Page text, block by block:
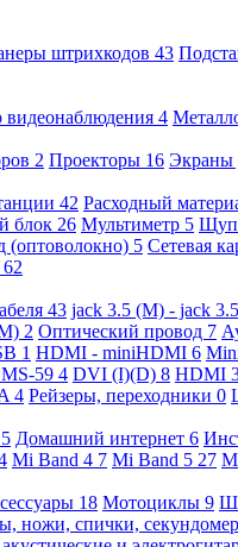
штрихкодов 43
4
2 Проекторы 16 Экраны
42 Расходный
блок 26 Мультиметр 5
(оптоволокно) 5 Сетевая
62
43 jack 3.5 (M) - jack
2 Оптический провод 7
1 HDMI - miniHDMI 6
59 4 DVI (I)(D) 8 HDMI
4 Рейзеры, переходники 0
5 Домашний интернет 6
Mi Band 4 7 Mi Band 5 27
18 Мотоциклы 9
ножи, спички,